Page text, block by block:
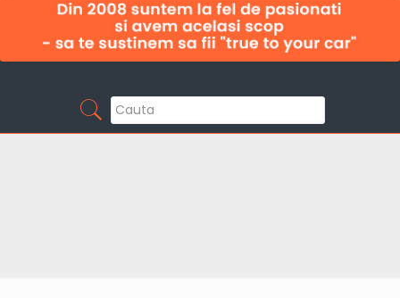
Sunt primul care afla noutatile din domeniu la